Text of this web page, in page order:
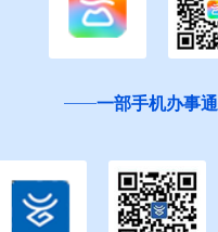
一部手机办事通